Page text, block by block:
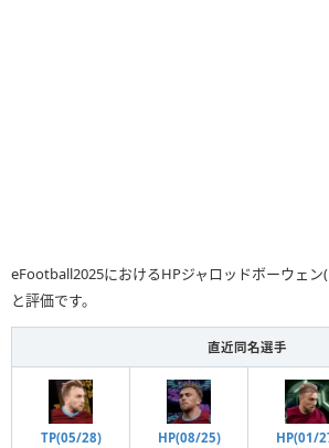
eFootball2025におけるHPジャロッドボーウェ
と評価です。
直近同名選手
TP(05/28) HP(08/25) HP(01/